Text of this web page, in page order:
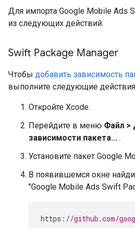
Для импорта Google Mobile Ads
из следующих действий:
Swift Package Manager
Чтобы добавить зависимость
выполните следующие
Откройте Xcode.
Перейдите в меню Файл >
зависимости пакета... .
Установите пакет Google
В появившемся окне
"Google Mobile Ads Swift
https : //github.com/